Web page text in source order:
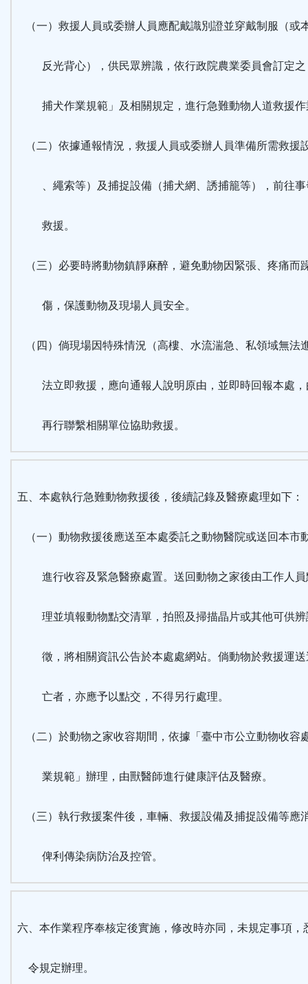
（一）救援人員或委辦人員應配戴識別證並穿戴制服（或
反光背心），供民眾辨識，依行政院農業委員會訂定之
捕犬作業規範」及相關規定，進行急難動物人道救援作
（二）依據通報情況，救援人員或委辦人員準備所需救援
、繩索等）及捕捉設備（捕犬網、誘捕籠等），前往事
救援。
（三）必要時將動物鎮靜麻醉，避免動物因緊張、疼痛而
傷，保護動物及現場人員安全。
（四）倘現場因特殊情況（高樓、水流湍急、私領域無法
法立即救援，應向通報人說明原由，並即時回報本處，
再行聯繫相關單位協助救援。
五、本處執行急難動物救援後，後續記錄及醫療處理如下：
（一）動物救援後應送至本處委託之動物醫院或送回本市
進行收容及緊急醫療處置。送回動物之家後由工作人員
理並填報動物點交清單，拍照及掃描晶片或其他可供辨
徵，將相關資訊公告於本處處網站。倘動物於救援運送
亡者，亦應予以點交，不得另行處理。
（二）於動物之家收容期間，依據「臺中市公立動物收容
業規範」辦理，由獸醫師進行健康評估及醫療。
（三）執行救援案件後，車輛、救援設備及捕捉設備等應
俾利傳染病防治及控管。
六、本作業程序奉核定後實施，修改時亦同，未規定事項，
令規定辦理。